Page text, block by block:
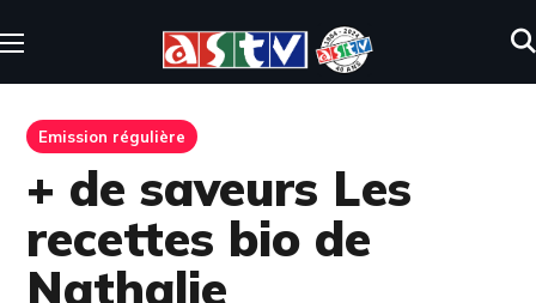
Emission régulière
+ de saveurs Les
recettes bio de
Nathalie